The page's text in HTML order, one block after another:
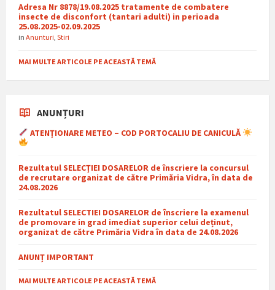
Adresa Nr 8878/19.08.2025 tratamente de combatere
insecte de disconfort (tantari adulti) in perioada
25.08.2025-02.09.2025
in Anunturi Stiri
MAI MULTE ARTICOLE PE ACEASTĂ TEMĂ
ANUNȚURI
ATENȚIONARE METEO – COD PORTOCALIU DE CANICULĂ
Rezultatul SELECȚIEI DOSARELOR de înscriere la concursul
de recrutare organizat de către Primăria Vidra, în data de
24.08.2026
Rezultatul SELECTIEI DOSARELOR de înscriere la examenul
de promovare in grad imediat superior celui deținut,
organizat de către Primăria Vidra în data de 24.08.2026
ANUNȚ IMPORTANT
MAI MULTE ARTICOLE PE ACEASTĂ TEMĂ